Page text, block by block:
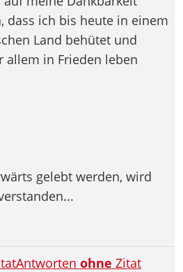
dass ich bis heute in einem
Land behütet und
in Frieden leben
gelebt werden, wird
Antworten ohne Zitat